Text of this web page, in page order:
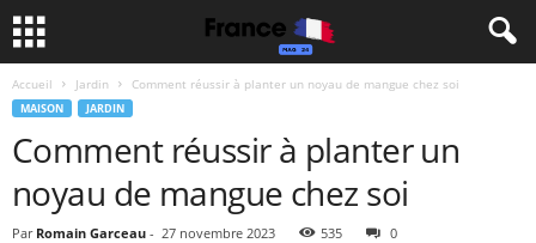
Accueil Jardin Comment réussir à planter un noyau de mangue chez soi
MAISON JARDIN
Comment réussir à planter un
noyau de mangue chez soi
Par Romain Garceau - 27 novembre 2023 535 0